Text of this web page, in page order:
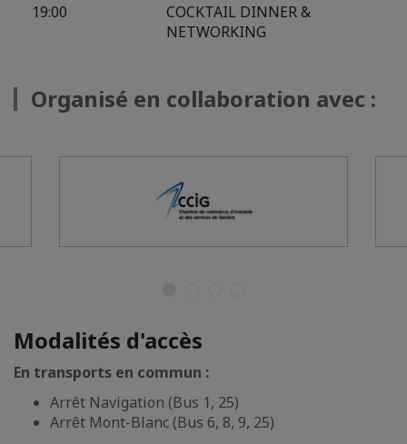
19:00
COCKTAIL DINNER &
NETWORKING
Organisé en collaboration avec :
Modalités d'accès
En transports en commun :
Arrêt Navigation (Bus 1, 25)
Arrêt Mont-Blanc (Bus 6, 8, 9, 25)